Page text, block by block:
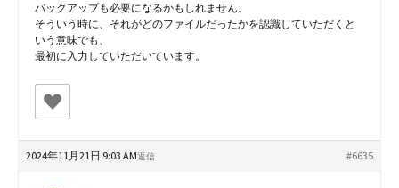
バックアップも必要になるかもしれません。
そういう時に、それがどのファイルだったかを認識していただくと
いう意味でも、
最初に入力していただいています。
2024年11月21日 9:03 AM #6635
返信